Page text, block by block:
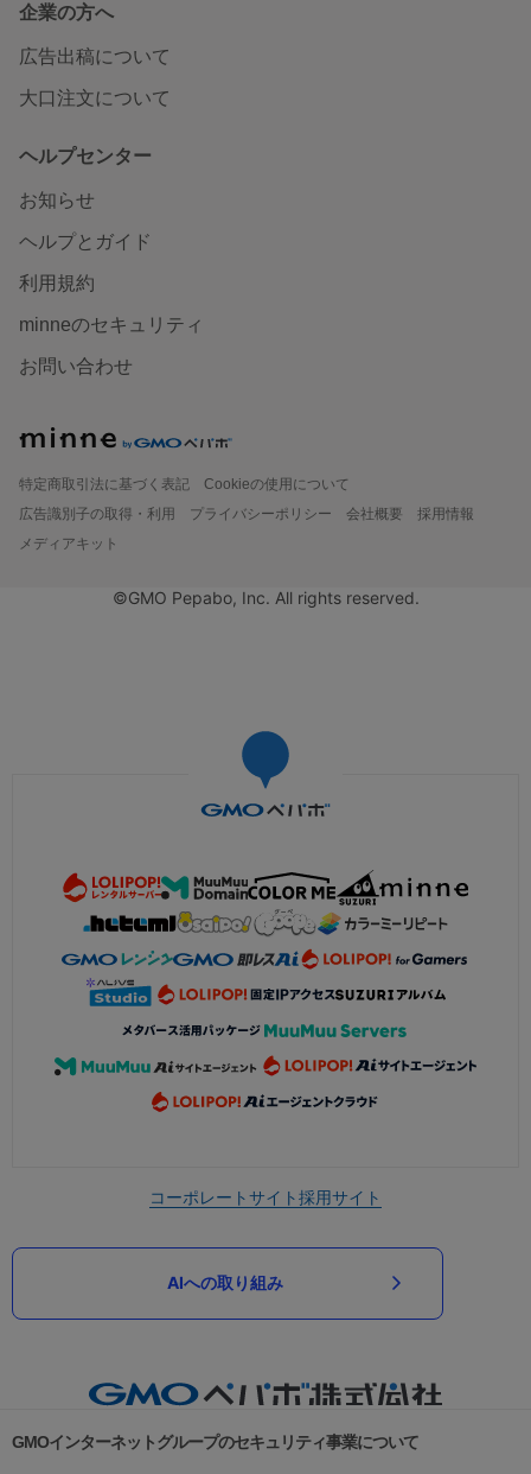
企業の方へ
広告出稿について
大口注文について
ヘルプセンター
お知らせ
ヘルプとガイド
利用規約
minneのセキュリティ
お問い合わせ
特定商取引法に基づく表記
Cookieの使用について
広告識別子の取得・利用
プライバシーポリシー 会社概要
採用情報
メディアキット
©GMO Pepabo, Inc. All rights reserved.
コーポレートサイト採用サイト
AIへの取り組み
GMOインターネットグループのセキュリティ事業について